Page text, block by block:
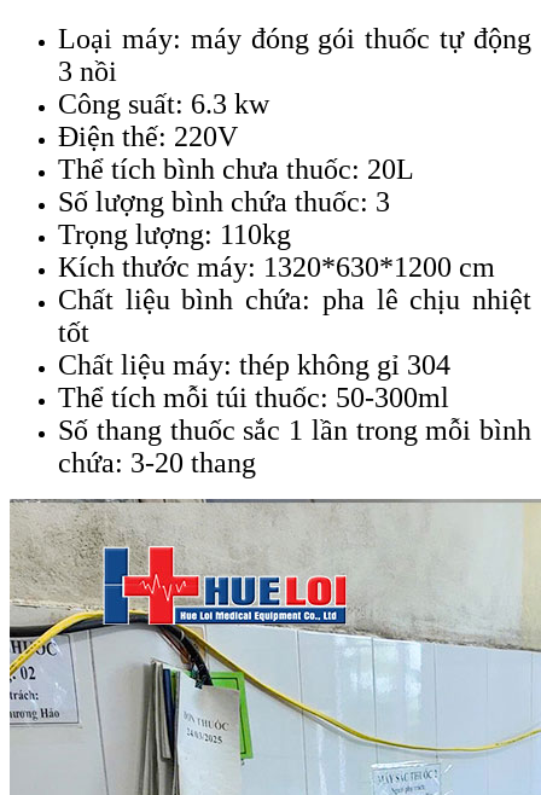
Loại máy: máy đóng gói thuốc tự động
3 nồi
Công suất: 6.3 kw
Điện thế: 220V
Thể tích bình chưa thuốc: 20L
Số lượng bình chứa thuốc: 3
Trọng lượng: 110kg
Kích thước máy: 1320*630*1200 cm
Chất liệu bình chứa: pha lê chịu nhiệt
tốt
Chất liệu máy: thép không gỉ 304
Thể tích mỗi túi thuốc: 50-300ml
Số thang thuốc sắc 1 lần trong mỗi bình
chứa: 3-20 thang